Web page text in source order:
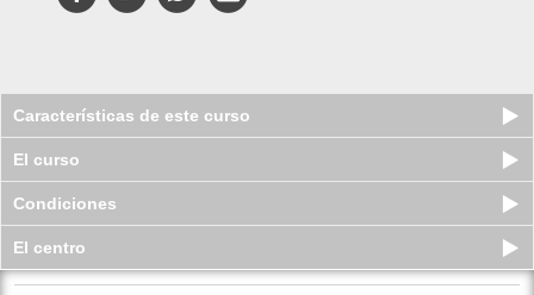
Características de este curso
El curso
Condiciones
El centro